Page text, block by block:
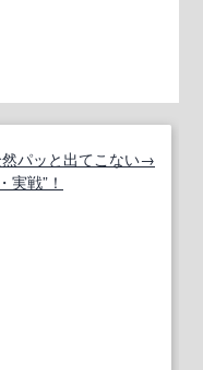
パッと出てこない→
実戦”！